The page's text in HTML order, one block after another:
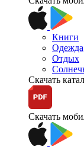
Книги
Одежда
Отдых
Скачать
Скачать